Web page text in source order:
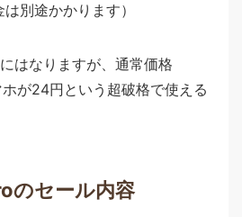
別途かかります）
はなりますが、通常価格
が24円という超破格で使える
のセール内容